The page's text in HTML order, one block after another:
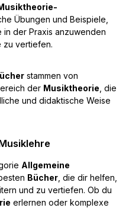
Übungen und Beispiele,
der Praxis anzuwenden
zu vertiefen.
stammen von
der Musiktheorie , die
und didaktische Weise
Allgemeine
Bücher , die dir helfen,
und zu vertiefen. Ob du
erlernen oder komplexe